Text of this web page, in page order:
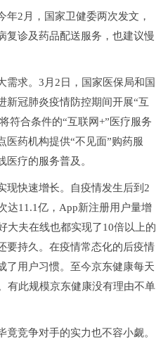
年2月，国家卫健委两次发文，
复诊及药品配送服务，也建议慢
需求。3月2日，国家医保局和国
新冠肺炎疫情防控期间开展“互
符合条件的“互联网+”医疗服务
医药机构提供“不见面”购药服
医疗的服务普及。
现快速增长。自疫情发生后到2
达11.1亿，App新注册用户量增
大夫在线也都实现了10倍以上的
要持久。在疫情常态化的后疫情
了用户习惯。至今京东健康每天
有此规模京东健康没有理由不单
竞争对手的实力也不容小觑。